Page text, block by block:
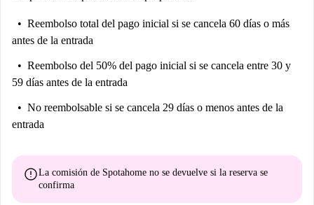
Reembolso total del pago inicial si se cancela 60 días o más
antes de la entrada
Reembolso del 50% del pago inicial si se cancela entre 30 y
59 días antes de la entrada
No reembolsable si se cancela 29 días o menos antes de la
entrada
errorLa comisión de Spotahome no se devuelve si la reserva se
confirma